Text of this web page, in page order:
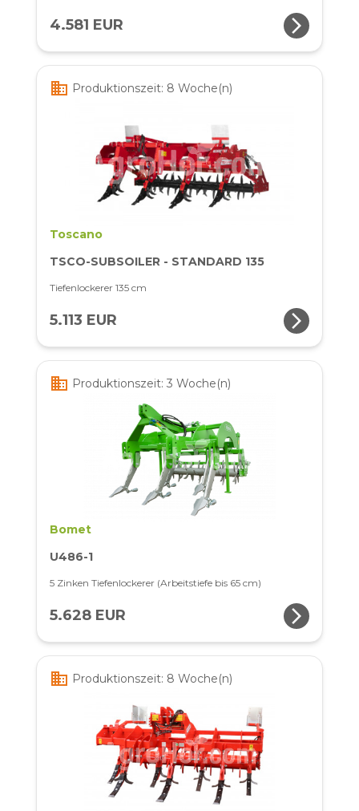
4.581 EUR arrow_forward_ios
business Produktionszeit: 8 Woche(n)
Toscano
TSCO-SUBSOILER - STANDARD 135
Tiefenlockerer 135 cm
5.113 EUR arrow_forward_ios
business Produktionszeit: 3 Woche(n)
Bomet
U486-1
5 Zinken Tiefenlockerer (Arbeitstiefe bis 65 cm)
5.628 EUR arrow_forward_ios
business Produktionszeit: 8 Woche(n)